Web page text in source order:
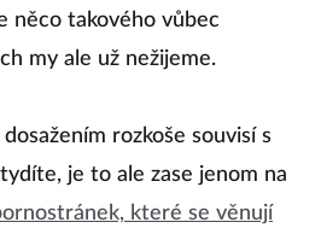
něco takového vůbec
my ale už nežijeme.
rozkoše souvisí s
je to ale zase jenom na
které se věnují